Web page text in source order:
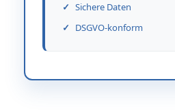
Sichere Daten
DSGVO-konform